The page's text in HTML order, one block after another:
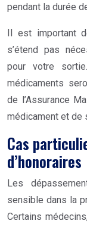
pendant la durée
Il est important
s’étend pas
pour votre
médicaments
de l’Assurance
médicament et de
Cas
d’honoraires
Les
sensible dans la
Certains